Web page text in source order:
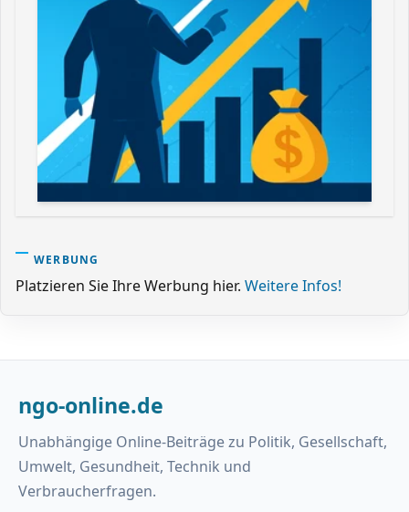
WERBUNG
Platzieren Sie Ihre Werbung hier. Weitere Infos!
ngo-online.de
Unabhängige Online-Beiträge zu Politik, Gesellschaft,
Umwelt, Gesundheit, Technik und
Verbraucherfragen.